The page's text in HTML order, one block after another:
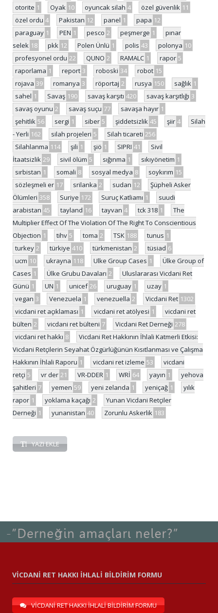
otorite 1 Oyak 10 oyuncak silah 4 özel güvenlik 11
özel ordu 4 Pakistan 12 panel 1 papa 12
paraguay 1 PEN 1 pesco 2 peşmerge 1
pınar
selek 18 pkk 12 Polen Ünlü 1 polis 43 polonya 10
profesyonel ordu 22 QUNO 2 RAMALC 1 rapor 5
raporlama 1 report 3 roboski 34 robot 15
rojava 39 romanya 3 röportaj 2 rusya 150 sağlık 1
sahel 1 Savaş 190 savaş karşıtı 420 savaş karşıtlığı 3
savaş oyunu 2 savaş suçu 77 savaşa hayır 1
şehitlik 56 sergi 1 siber 5 şiddetsizlik 45 şiir 4
Silah
- Yerli 162 silah projeleri 5 Silah ticareti 256
Silahlanma 114 şili 1 şiö 1 SIPRI 41
Sivil
İtaatsizlik 29 sivil ölüm 5 sığınma 1 sıkıyönetim 1
sırbistan 1 somali 8 sosyal medya 8 soykırım 15
sözleşmeli er 17 srilanka 2 sudan 12
Şüpheli Asker
Ölümleri 358 Suriye 172 Suruç Katliamı 1
suudi
arabistan 45 tayland 16 tayvan 4 tck 318 1
The
Multiplier Effect Of The Violation Of The Right To Conscientious
Objection 1 tihv 5 toma 2 TSK 188 tunus 1
turkey 2 türkiye 410 türkmenistan 2 tüsiad 6
ucm 10 ukrayna 118 Ulke Group Cases 1
Ülke Group of
Cases 1 Ülke Grubu Davaları 2
Uluslararası Vicdani Ret
Günü 1 UN 1 unicef 26 uruguay 1 uzay 1
vegan 3 Venezuela 1 venezuella 2 Vicdani Ret 1302
vicdani ret açıklaması 1 vicdani ret atölyesi 1
vicdani ret
bülten 2 vicdani ret bülteni 7 Vicdani Ret Derneği 278
vicdani ret hakkı 8
Vicdani Ret Hakkının İhlali Katmerli Etkisi:
Vicdani Retçilerin Seyahat Özgürlüğünün Kısıtlanması ve Çalışma
Hakkının İhlali Raporu 1 vicdani ret izleme 53
vicdani
retçi 5 vr der 21 VR-DDER 1 WRİ 64 yayın 1
yehova
şahitleri 7 yemen 59 yeni zelanda 1 yeniçağ 1
yılık
rapor 1 yoklama kaçağı 2
Yunan Vicdani Retçiler
Derneği 1 yunanistan 40 Zorunlu Askerlik 183
YAZI EKLE
VİCDANİ RET HAKKI İHLALİ BİLDİRİM FORMU
VİCDANİ RET HAKKI İHLALİ BİLDİRİM FORMU